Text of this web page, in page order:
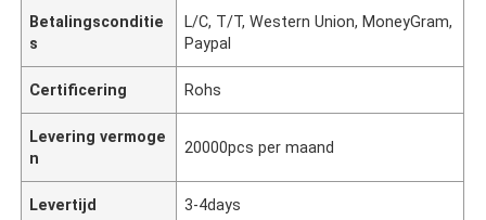
Betalingsconditie
s
L/C, T/T, Western Union, MoneyGram,
Paypal
Certificering Rohs
Levering vermoge
n
20000pcs per maand
Levertijd 3-4days